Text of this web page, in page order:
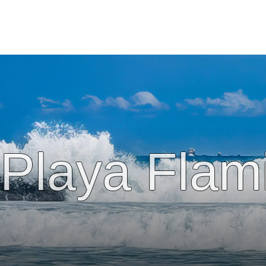
Playa